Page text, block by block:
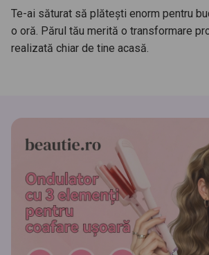
Te-ai săturat să plătești enorm pentru
o oră. Părul tău merită o transformare
realizată chiar de tine acasă.